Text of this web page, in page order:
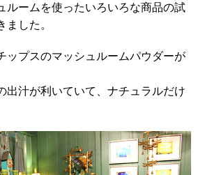
ルームを使ったいろいろな商品の試
した。
ップスのマッシュルームパウダーが
出汁が利いていて、ナチュラルだけ